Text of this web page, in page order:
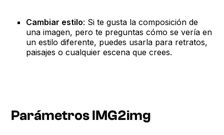
Cambiar estilo: Si te gusta la composición de
una imagen, pero te preguntas cómo se vería en
un estilo diferente, puedes usarla para retratos,
paisajes o cualquier escena que crees.
Parámetros IMG2img